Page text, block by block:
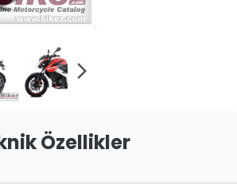
arrow_forward_ios
Özellikler